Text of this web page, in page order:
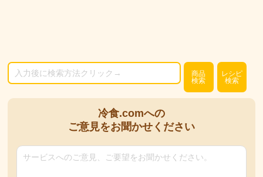
商品
検索
レシピ
検索
冷食.comへの
ご意見をお聞かせください